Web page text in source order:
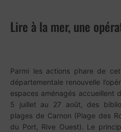
Lire à la mer, une
Parmi les actions phare de
départementale renouvelle
espaces aménagés accueillent
5 juillet au 27 août, des
plages de Carnon (Plage des
du Port, Rive Ouest). Le